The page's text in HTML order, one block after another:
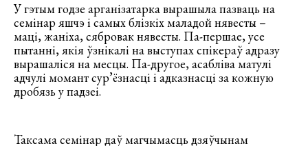
У гэтым годзе арганізатарка вырашыла пазваць на
семінар яшчэ і самых блізкіх маладой нявесты –
маці, жаніха, сябровак нявесты. Па-першае, усе
пытанні, якія ўзнікалі на выступах спікераў адразу
вырашаліся на месцы. Па-другое, асабліва матулі
адчулі момант сур’ёзнасці і адказнасці за кожную
дробязь у падзеі.
Таксама семінар даў магчымасць дзяўчынам